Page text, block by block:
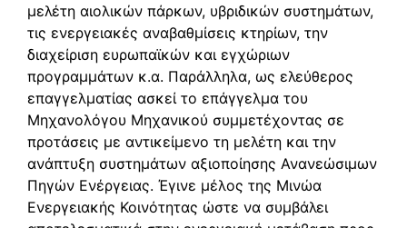
μελέτη αιολικών πάρκων, υβριδικών συστημάτων,
τις ενεργειακές αναβαθμίσεις κτηρίων, την
διαχείριση ευρωπαϊκών και εγχώριων
προγραμμάτων κ.α. Παράλληλα, ως ελεύθερος
επαγγελματίας ασκεί το επάγγελμα του
Μηχανολόγου Μηχανικού συμμετέχοντας σε
προτάσεις με αντικείμενο τη μελέτη και την
ανάπτυξη συστημάτων αξιοποίησης Ανανεώσιμων
Πηγών Ενέργειας. Έγινε μέλος της Μινώα
Ενεργειακής Κοινότητας ώστε να συμβάλει